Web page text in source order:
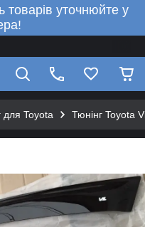
товарів уточнюйте у
для Toyota Тюнінг Toyota